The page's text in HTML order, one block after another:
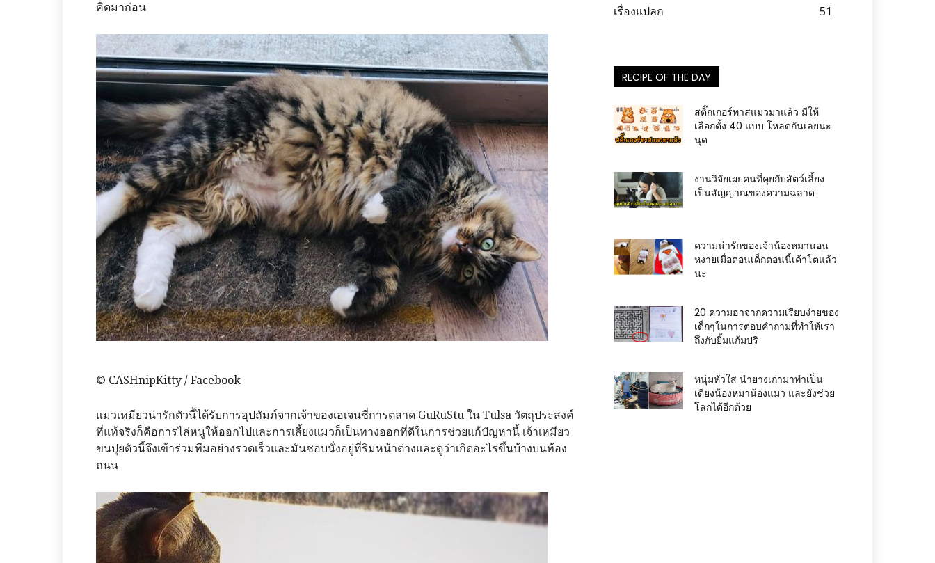
คิดมาก่อน
© CASHnipKitty / Facebook
แมวเหมียวน่ารักตัวนี้ได้รับการอุปถัมภ์จากเจ้าของเอเจนซี่การตลาด GuRuStu ใน Tulsa วัตถุประสงค์
ที่แท้จริงก็คือการไล่หนูให้ออกไปและการเลี้ยงแมวก็เป็นทางออกที่ดีในการช่วยแก้ปัญหานี้ เจ้าเหมียว
ขนปุยตัวนี้จึงเข้าร่วมทีมอย่างรวดเร็วและมันชอบนั่งอยู่ที่ริมหน้าต่างและดูว่าเกิดอะไรขึ้นบ้างบนท้อง
ถนน
เรื่องแปลก
51
RECIPE OF THE DAY
สติ๊กเกอร์ทาสแมวมาแล้ว มีให้
เลือกตั้ง 40 แบบ โหลดกันเลยนะ
นุด
งานวิจัยเผยคนที่คุยกับสัตว์เลี้ยง
เป็นสัญญาณของความฉลาด
ความน่ารักของเจ้าน้องหมานอน
หงายเมื่อตอนเด็กตอนนี้เค้าโตแล้ว
นะ
20 ความฮาจากความเรียบง่ายของ
เด็กๆในการตอบคำถามที่ทำให้เรา
ถึงกับยิ้มแก้มปริ
หนุ่มหัวใส นำยางเก่ามาทำเป็น
เตียงน้องหมาน้องแมว และยังช่วย
โลกได้อีกด้วย